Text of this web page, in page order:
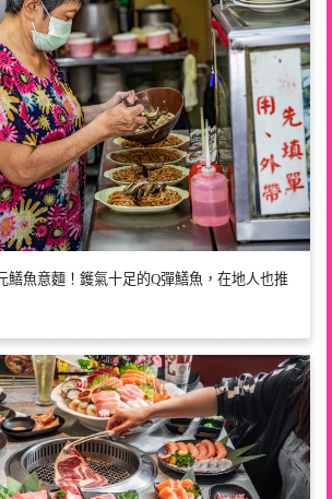
鱔魚意麵！鑊氣十足的Q彈鱔魚，在地人也推